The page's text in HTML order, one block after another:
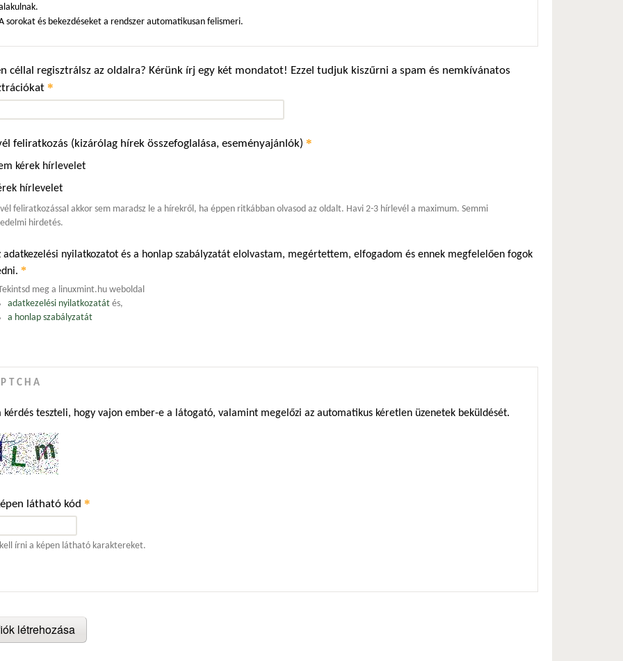
sorokat és bekezdéseket a rendszer automatikusan felismeri.
céllal regisztrálsz az oldalra? Kérünk írj egy két mondatot! Ezzel tudjuk kiszűrni a spam és nemkívánatos
*
feliratkozás (kizárólag hírek összefoglalása, eseményajánlók) *
kérek hírlevelet
hírlevelet
feliratkozással akkor sem maradsz le a hírekről, ha éppen ritkábban olvasod az oldalt. Havi 2-3 hírlevél a maximum. Semmi
hirdetés.
adatkezelési nyilatkozatot és a honlap szabályzatát elolvastam, megértettem, elfogadom és ennek megfelelően fogok
*
meg a linuxmint.hu weboldal
adatkezelési nyilatkozatátés,
a honlap szabályzatát
kérdés teszteli, hogy vajon ember-e a látogató, valamint megelőzi az automatikus kéretlen üzenetek beküldését.
látható kód *
írni a képen látható karaktereket.